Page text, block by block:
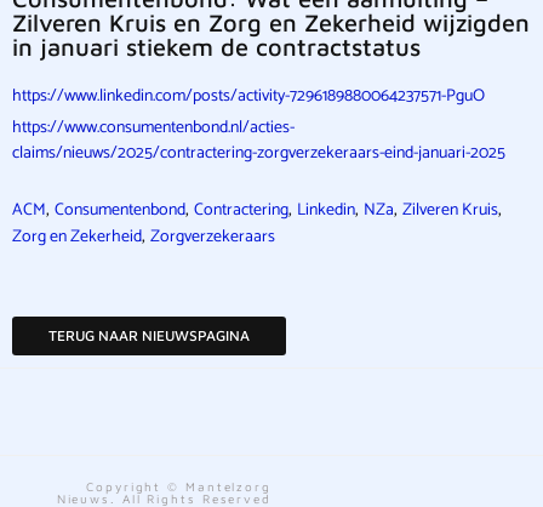
Zilveren Kruis en Zorg en Zekerheid wijzigden
in januari stiekem de contractstatus
https://www.linkedin.com/posts/activity-7296189880064237571-PguO
https://www.consumentenbond.nl/acties-
claims/nieuws/2025/contractering-zorgverzekeraars-eind-januari-2025
ACM, Consumentenbond, Contractering, Linkedin, NZa, Zilveren Kruis,
Zorg en Zekerheid, Zorgverzekeraars
TERUG NAAR NIEUWSPAGINA
Copyright © Mantelzorg
Nieuws. All Rights Reserved